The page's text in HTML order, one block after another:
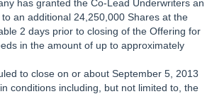
has granted the Co-Lead Underwriters an
an additional 24,250,000 Shares at the
2 days prior to closing of the Offering for
in the amount of up to approximately
to close on or about September 5, 2013
conditions including, but not limited to, the